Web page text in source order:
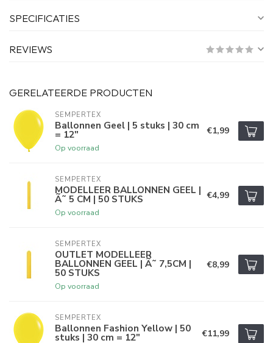
SPECIFICATIES
REVIEWS
GERELATEERDE PRODUCTEN
SEMPERTEX
Ballonnen Geel | 5 stuks | 30 cm
= 12"
Op voorraad
€1,99
SEMPERTEX
MODELLEER BALLONNEN GEEL |
Ã˜ 5 CM | 50 STUKS
Op voorraad
€4,99
SEMPERTEX
OUTLET MODELLEER
BALLONNEN GEEL | Ã˜ 7,5CM |
50 STUKS
Op voorraad
€8,99
SEMPERTEX
Ballonnen Fashion Yellow | 50
stuks | 30 cm = 12" €11,99